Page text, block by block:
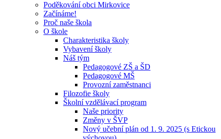
Poděkování obci Mirkovice
Začínáme!
Proč naše škola
O škole
Charakteristika školy
Vybavení školy
Náš tým
Pedagogové ZŠ a ŠD
Pedagogové MŠ
Provozní zaměstnanci
Filozofie školy
Školní vzdělávací program
Naše priority
Změny v ŠVP
Nový učební plán od 1. 9. 2025 (s Etickou